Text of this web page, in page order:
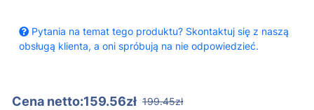
Pytania na temat tego produktu? Skontaktuj się z naszą
obsługą klienta, a oni spróbują na nie odpowiedzieć.
Cena netto:159.56zł 199.45zł